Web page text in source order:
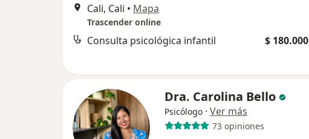
Cali, Cali • Mapa
Trascender online
Consulta psicológica infantil $ 180.000
Dra. Carolina Bello
Psicólogo · Ver más
73 opiniones